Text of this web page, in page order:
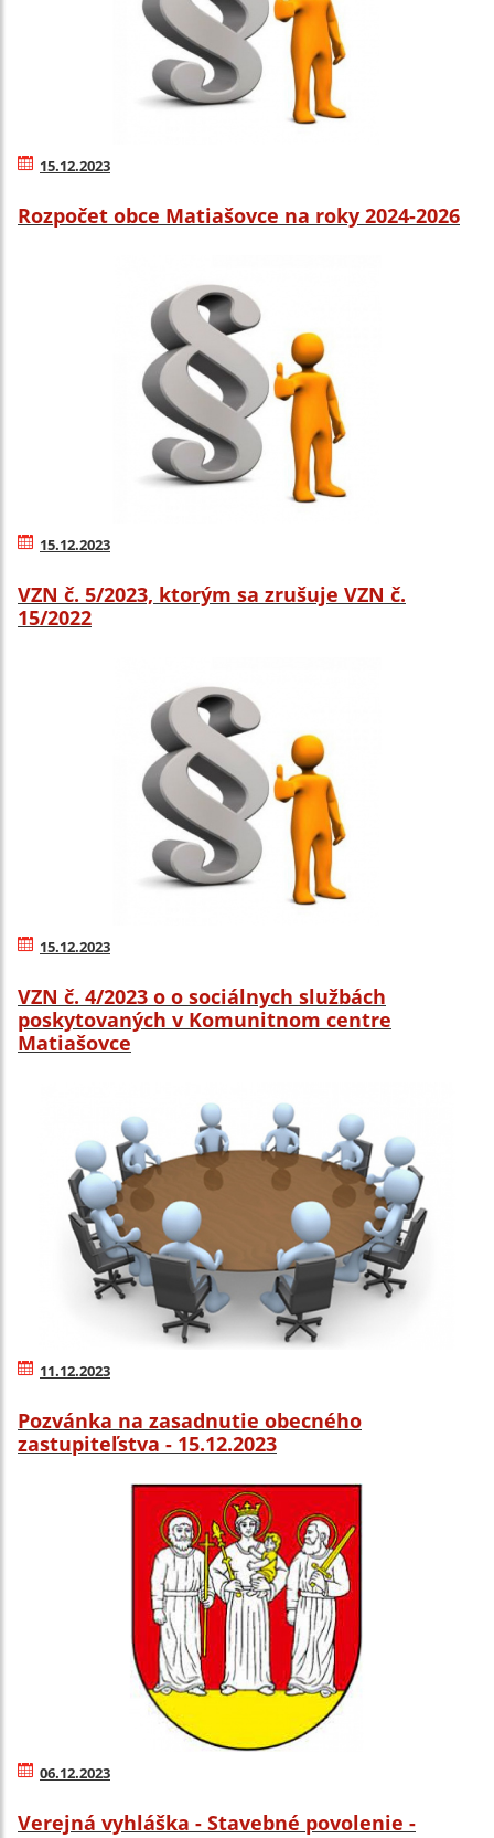
15.12.2023
Rozpočet obce Matiašovce na roky 2024-2026
15.12.2023
VZN č. 5/2023, ktorým sa zrušuje VZN č.
15/2022
15.12.2023
VZN č. 4/2023 o o sociálnych službách
poskytovaných v Komunitnom centre
Matiašovce
11.12.2023
Pozvánka na zasadnutie obecného
zastupiteľstva - 15.12.2023
06.12.2023
Verejná vyhláška - Stavebné povolenie -